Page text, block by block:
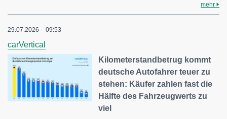
mehr
29.07.2026 – 09:53
carVertical
Kilometerstandbetrug kommt
deutsche Autofahrer teuer zu
stehen: Käufer zahlen fast die
Hälfte des Fahrzeugwerts zu
viel